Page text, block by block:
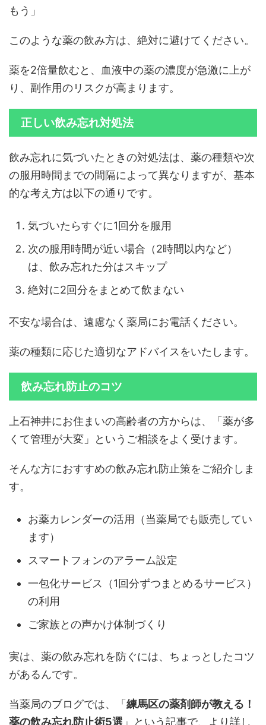
もう」
このような薬の飲み方は、絶対に避けてください。
薬を2倍量飲むと、血液中の薬の濃度が急激に上が
り、副作用のリスクが高まります。
正しい飲み忘れ対処法
飲み忘れに気づいたときの対処法は、薬の種類や次
の服用時間までの間隔によって異なりますが、基本
的な考え方は以下の通りです。
気づいたらすぐに1回分を服用
次の服用時間が近い場合（2時間以内など）
は、飲み忘れた分はスキップ
絶対に2回分をまとめて飲まない
不安な場合は、遠慮なく薬局にお電話ください。
薬の種類に応じた適切なアドバイスをいたします。
飲み忘れ防止のコツ
上石神井にお住まいの高齢者の方からは、「薬が多
くて管理が大変」というご相談をよく受けます。
そんな方におすすめの飲み忘れ防止策をご紹介しま
す。
お薬カレンダーの活用（当薬局でも販売してい
ます）
スマートフォンのアラーム設定
一包化サービス（1回分ずつまとめるサービス）
の利用
ご家族との声かけ体制づくり
実は、薬の飲み忘れを防ぐには、ちょっとしたコツ
があるんです。
当薬局のブログでは、「 練馬区の薬剤師が教える！
薬の飲み忘れ防止術5選 」という記事で、より詳し